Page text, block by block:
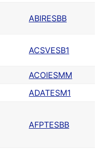
ABIRESBB
ACSVESB1
ACOIESMM
ADATESM1
AFPTESBB